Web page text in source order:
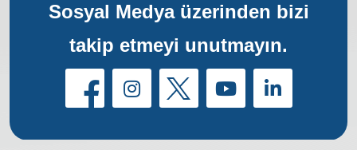
Sosyal Medya üzerinden bizi
takip etmeyi unutmayın.